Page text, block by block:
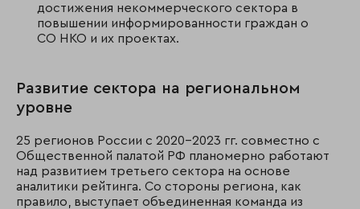
достижения некоммерческого сектора в
повышении информированности граждан о
СО НКО и их проектах.
Развитие сектора на региональном
уровне
25 регионов России с 2020-2023 гг. совместно с
Общественной палатой РФ планомерно работают
над развитием третьего сектора на основе
аналитики рейтинга. Со стороны региона, как
правило, выступает объединенная команда из